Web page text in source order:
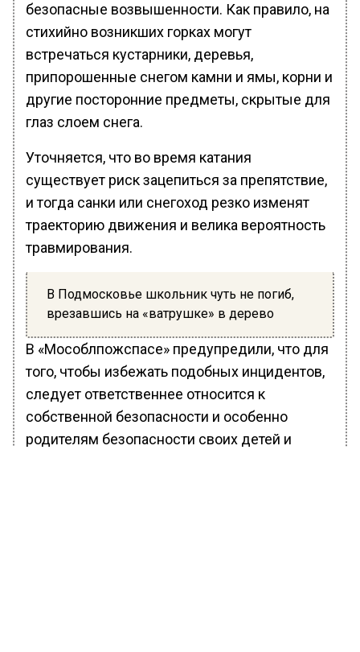
безопасные возвышенности. Как правило, на
стихийно возникших горках могут
встречаться кустарники, деревья,
припорошенные снегом камни и ямы, корни и
другие посторонние предметы, скрытые для
глаз слоем снега.
Уточняется, что во время катания
существует риск зацепиться за препятствие,
и тогда санки или снегоход резко изменят
траекторию движения и велика вероятность
травмирования.
В Подмосковье школьник чуть не погиб,
врезавшись на «ватрушке» в дерево
В «Мособлпожспасе» предупредили, что для
того, чтобы избежать подобных инцидентов,
следует ответственнее относится к
собственной безопасности и особенно
родителям безопасности своих детей и